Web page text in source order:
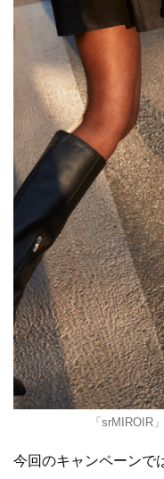
「srMIROIR
今回のキャンペーンで